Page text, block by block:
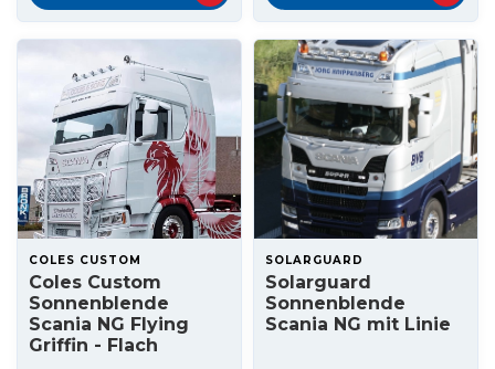
COLES CUSTOM
Coles Custom
Sonnenblende
Scania NG Flying
Griffin - Flach
SOLARGUARD
Solarguard
Sonnenblende
Scania NG mit Linie